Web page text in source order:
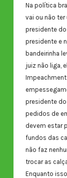
Na política
vai ou não
presidente
presidente e
bandeirinha
juiz não liga,
presidente
pedidos de
devem estar
fundos das
não faz
trocar as
Enquanto